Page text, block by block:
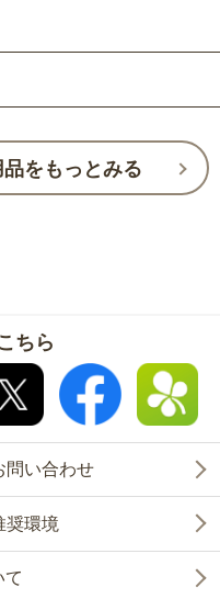
をもっとみる
ちら
問い合わせ
奨環境
て